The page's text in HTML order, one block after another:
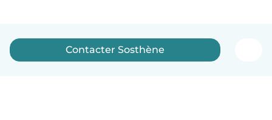
Contacter Sosthène